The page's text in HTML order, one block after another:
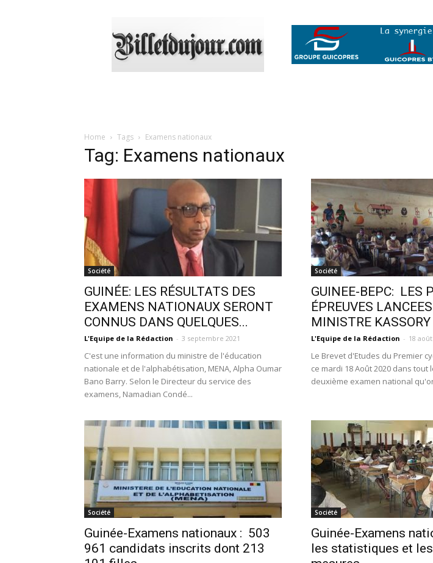
Home Tags Examens nationaux
Tag: Examens nationaux
Société
GUINÉE: LES RÉSULTATS DES
EXAMENS NATIONAUX SERONT
CONNUS DANS QUELQUES...
L'Equipe de la Rédaction - 3 septembre 2021
C'est une information du ministre de l'éducation
nationale et de l'alphabétisation, MENA, Alpha Oumar
Bano Barry. Selon le Directeur du service des
examens, Namadian Condé...
Société
GUINEE-BEPC: LES
ÉPREUVES
MINISTRE
L'Equipe de la Rédaction - 18
Le Brevet d'Etudes du Premier
ce mardi 18 Août 2020 dans tout
deuxième examen national
Société
Guinée-Examens nationaux : 503
961 candidats inscrits dont 213
Société
Guinée-Examens
les statistiques et